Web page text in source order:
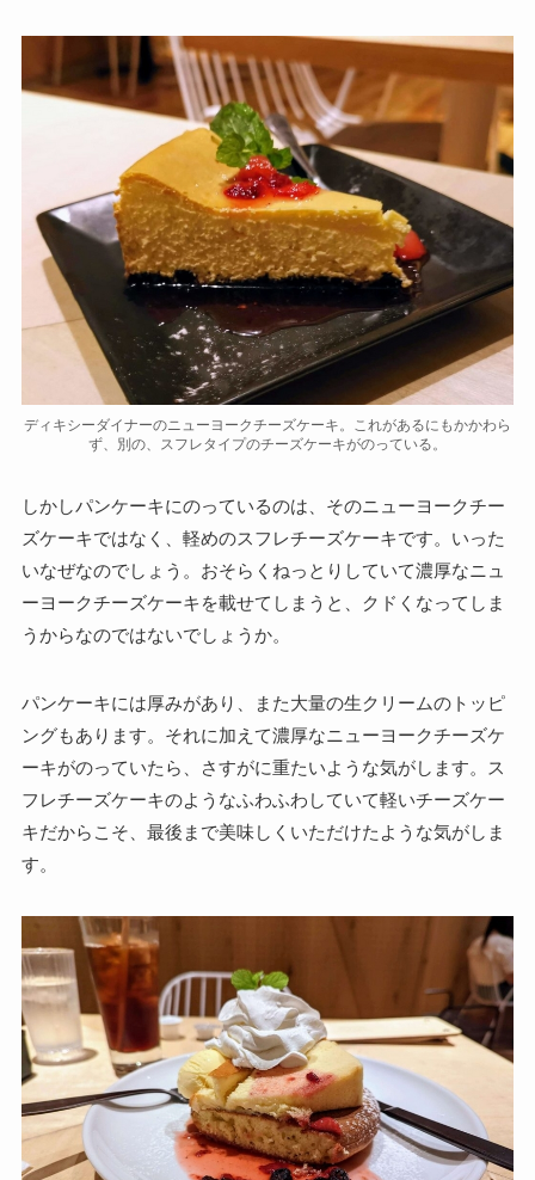
ディキシーダイナーのニューヨークチーズケーキ。これがあるにもかかわら
ず、別の、スフレタイプのチーズケーキがのっている。
しかしパンケーキにのっているのは、そのニューヨークチー
ズケーキではなく、軽めのスフレチーズケーキです。いった
いなぜなのでしょう。おそらくねっとりしていて濃厚なニュ
ーヨークチーズケーキを載せてしまうと、クドくなってしま
うからなのではないでしょうか。
パンケーキには厚みがあり、また大量の生クリームのトッピ
ングもあります。それに加えて濃厚なニューヨークチーズケ
ーキがのっていたら、さすがに重たいような気がします。ス
フレチーズケーキのようなふわふわしていて軽いチーズケー
キだからこそ、最後まで美味しくいただけたような気がしま
す。